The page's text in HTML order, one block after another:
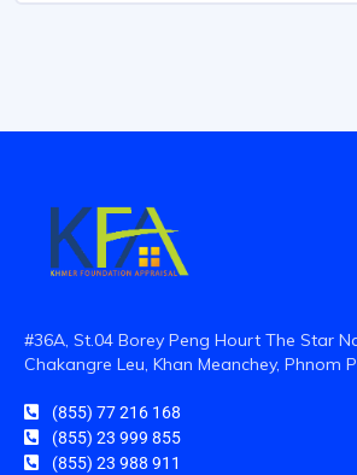
#36A, St.04 Borey Peng Hourt The Star
Chakangre Leu, Khan Meanchey, Phnom
(855) 77 216 168
(855) 23 999 855
(855) 23 988 911